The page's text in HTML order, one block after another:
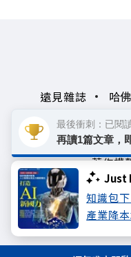
Just
知識包
產業降
遠見雜誌 哈
未來親子學習平台
著作權
遠見天下文化出版
最後衝刺：已閱
再讀1篇文章，